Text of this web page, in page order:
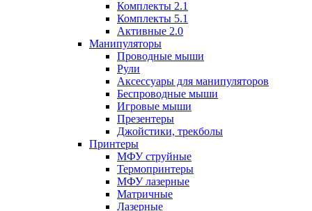
Комплекты 2.1
Комплекты 5.1
Активные 2.0
Манипуляторы
Проводные мыши
Рули
Аксессуары для манипуляторов
Беспроводные мыши
Игровые мыши
Презентеры
Джойстики, трекболы
Принтеры
МФУ струйные
Термопринтеры
МФУ лазерные
Матричные
Лазерные